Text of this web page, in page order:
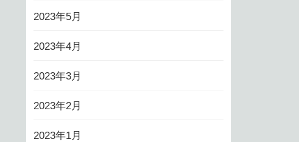
2023年5月
2023年4月
2023年3月
2023年2月
2023年1月